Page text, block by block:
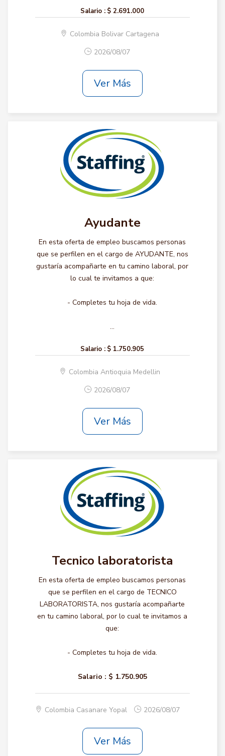
Salario : $ 2.691.000
Colombia Bolivar Cartagena
2026/08/07
Ver Más
Ayudante
En esta oferta de empleo buscamos personas
que se perfilen en el cargo de AYUDANTE, nos
gustaría acompañarte en tu camino laboral, por
lo cual te invitamos a que:
- Completes tu hoja de vida.
...
Salario : $ 1.750.905
Colombia Antioquia Medellin
2026/08/07
Ver Más
Tecnico laboratorista
En esta oferta de empleo buscamos personas
que se perfilen en el cargo de TECNICO
LABORATORISTA, nos gustaría acompañarte
en tu camino laboral, por lo cual te invitamos a
que:
- Completes tu hoja de vida.
Salario : $ 1.750.905
Colombia Casanare Yopal 2026/08/07
Ver Más